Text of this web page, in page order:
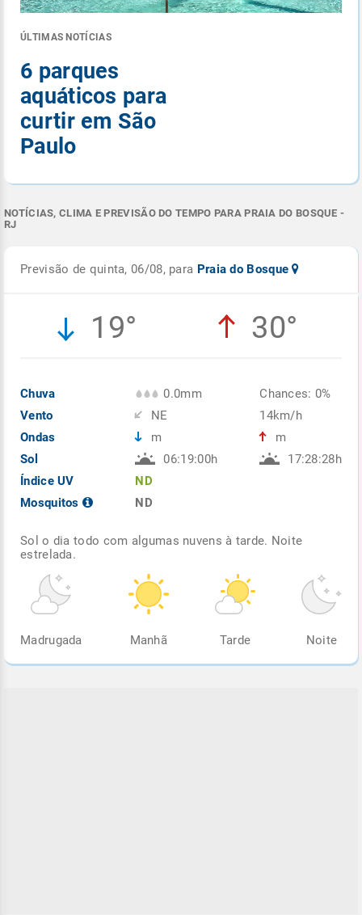
ÚLTIMAS NOTÍCIAS
6 parques
aquáticos para
curtir em São
Paulo
NOTÍCIAS, CLIMA E PREVISÃO DO TEMPO PARA PRAIA DO BOSQUE -
RJ
Previsão de quinta, 06/08, para Praia do Bosque
19° 30°
Chuva
Vento
Ondas
Sol
Índice UV
Mosquitos
0.0mm
NE
m
06:19:00h
ND
ND
Chances: 0%
14km/h
m
17:28:28h
Sol o dia todo com algumas nuvens à tarde. Noite
estrelada.
Madrugada Manhã Tarde Noite